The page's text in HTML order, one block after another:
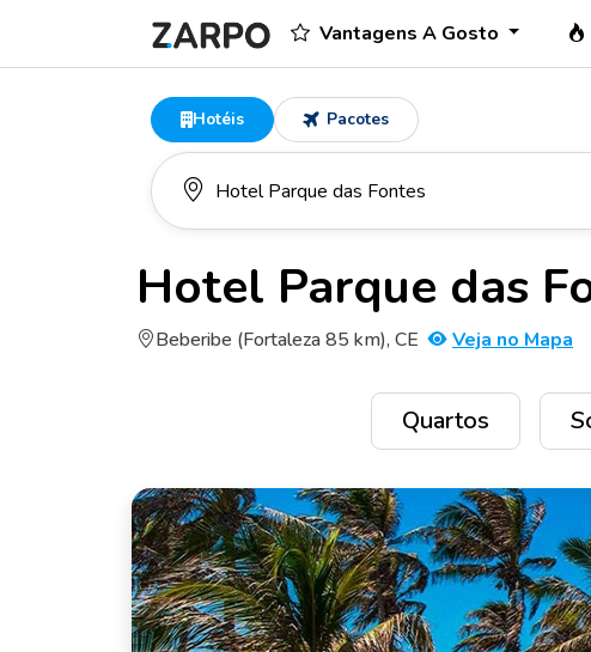
Vantagens A Gosto
Hotéis Pacotes
Hotel Parque das
Beberibe (Fortaleza 85 km), CE Veja no Mapa
Quartos